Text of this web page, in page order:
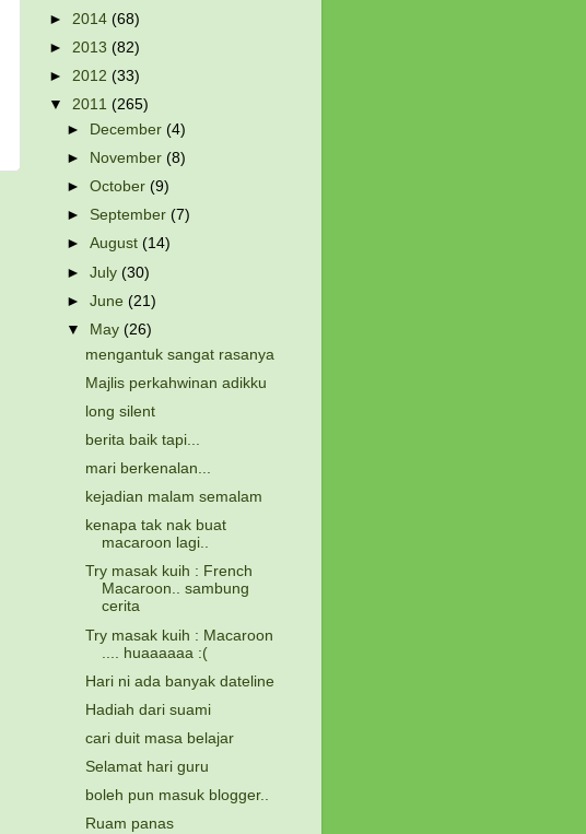
► 2014 (68)
► 2013 (82)
► 2012 (33)
▼ 2011 (265)
►
December(4)
►
November(8)
►October(9)
► September(7)
►August(14)
►July(30)
►June(21)
▼
May(26)
mengantuk sangat rasanya
Majlis perkahwinan adikku
long silent
berita baik tapi...
mari berkenalan...
kejadian malam semalam
kenapa tak nak buat
macaroon lagi..
Try masak kuih : French
Macaroon.. sambung
cerita
Try masak kuih : Macaroon
.... huaaaaaa :(
Hari ni ada banyak dateline
Hadiah dari suami
cari duit masa belajar
Selamat hari guru
boleh pun masuk blogger..
Ruam panas